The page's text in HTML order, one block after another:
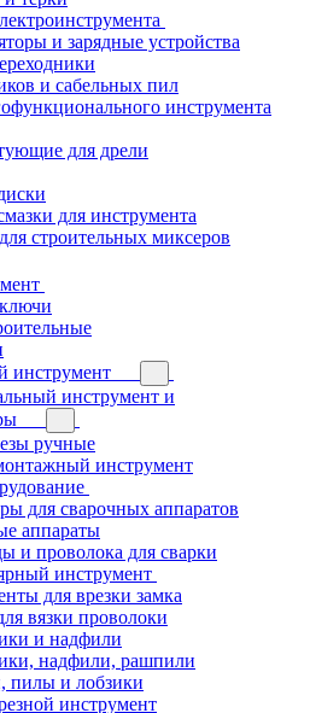
и зарядные устройства
и сабельных пил
инструмента
для дрели
для инструмента
строительных миксеров
инструмент
инструмент и
ручные
инструмент
для сварочных аппаратов
аппараты
и проволока для сварки
инструмент
для врезки замка
вязки проволоки
и надфили
надфили, рашпили
пилы и лобзики
инструмент